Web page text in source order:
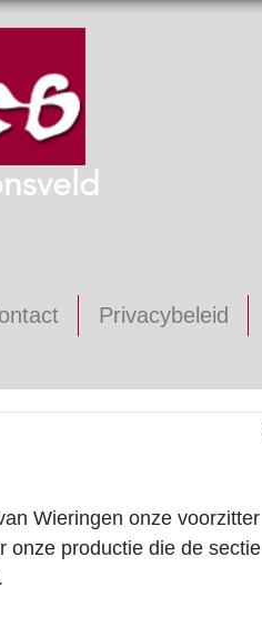
Wieringen onze voorzitter
onze productie die de sectie
Privacybeleid